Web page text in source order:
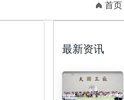
首页
最新资讯